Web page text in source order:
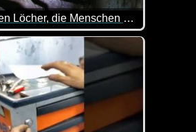
Die 6 tiefsten Löcher, die Menschen bisher gegraben haben
wie tief man für einen Brunnen